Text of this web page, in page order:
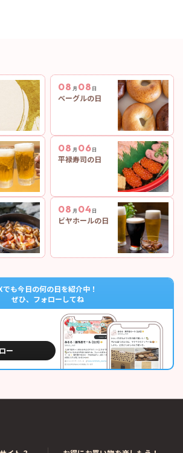
08 月 08 日
ベーグルの日
08 月 06 日
平禄寿司の日
08 月 04 日
ビヤホールの日
でも今日の何の日を紹介中！
ぜひ、フォローしてね
ー